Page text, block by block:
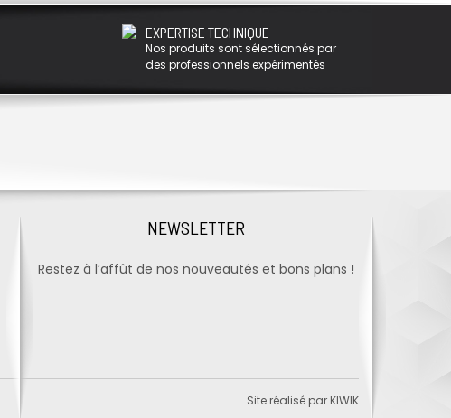
EXPERTISE TECHNIQUE
Nos produits sont sélectionnés par
des professionnels expérimentés
NEWSLETTER
Restez à l’affût de nos nouveautés et bons plans !
Site réalisé par KIWIK